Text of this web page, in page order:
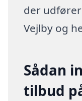
der
Vejlby og
Sådan
tilbud